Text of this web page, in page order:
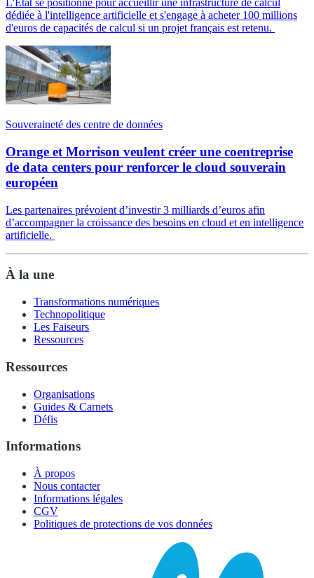
dédiée à l'intelligence artificielle et s'engage à acheter 100 millions
d'euros de capacités de calcul si un projet français est retenu.
Souveraineté des centre de données
Orange et Morrison veulent créer une coentreprise
de data centers pour renforcer le cloud souverain
européen
Les partenaires prévoient d’investir 3 milliards d’euros afin
d’accompagner la croissance des besoins en cloud et en intelligence
artificielle.
À la une
Transformations numériques
Technopolitique
Les Faiseurs
Ressources
Ressources
Organisations
Guides & Carnets
Défis
Informations
À propos
Nous contacter
Informations légales
CGV
Politiques de protections de vos données